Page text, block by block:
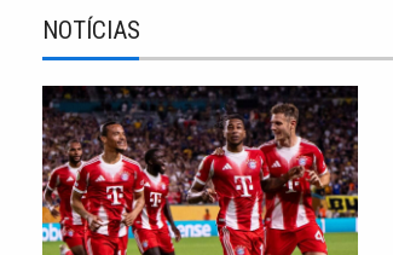
NOTÍCIAS